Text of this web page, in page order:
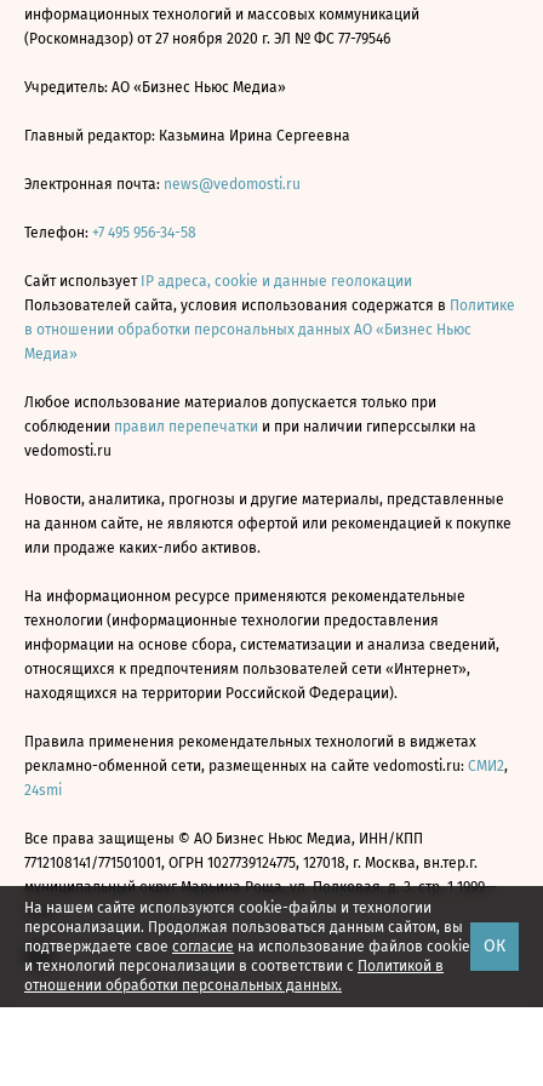
На нашем сайте используются cookie-файлы и технологии
персонализации. Продолжая пользоваться данным сайтом, вы
подтверждаете свое согласие на использование файлов cookie
и технологий персонализации в соответствии с Политикой в
отношении обработки персональных данных.
ОК
информационных технологий и массовых коммуникаций
(Роскомнадзор) от 27 ноября 2020 г. ЭЛ № ФС 77-79546
Учредитель: АО «Бизнес Ньюс Медиа»
Главный редактор: Казьмина Ирина Сергеевна
Электронная почта: news@vedomosti.ru
Телефон: +7 495 956-34-58
Сайт использует IP адреса, cookie и данные геолокации
Пользователей сайта, условия использования содержатся в Политике
в отношении обработки персональных данных АО «Бизнес Ньюс
Медиа»
Любое использование материалов допускается только при
соблюдении правил перепечатки и при наличии гиперссылки на
vedomosti.ru
Новости, аналитика, прогнозы и другие материалы, представленные
на данном сайте, не являются офертой или рекомендацией к покупке
или продаже каких-либо активов.
На информационном ресурсе применяются рекомендательные
технологии (информационные технологии предоставления
информации на основе сбора, систематизации и анализа сведений,
относящихся к предпочтениям пользователей сети «Интернет»,
находящихся на территории Российской Федерации).
Правила применения рекомендательных технологий в виджетах
рекламно-обменной сети, размещенных на сайте vedomosti.ru: СМИ2,
24smi
Все права защищены © АО Бизнес Ньюс Медиа, ИНН/КПП
7712108141/771501001, ОГРН 1027739124775, 127018, г. Москва, вн.тер.г.
муниципальный округ Марьина Роща, ул. Полковая, д. 3, стр. 1 1999—
2026